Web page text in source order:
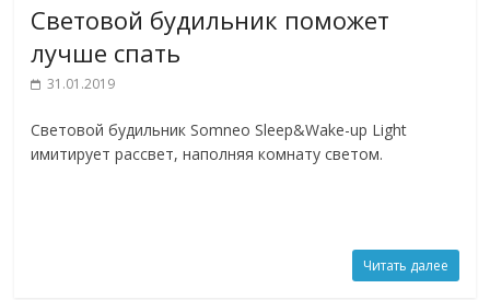
Световой будильник поможет
лучше спать
31.01.2019
Световой будильник Somneo Sleep&Wake-up Light
имитирует рассвет, наполняя комнату светом.
Читать далее